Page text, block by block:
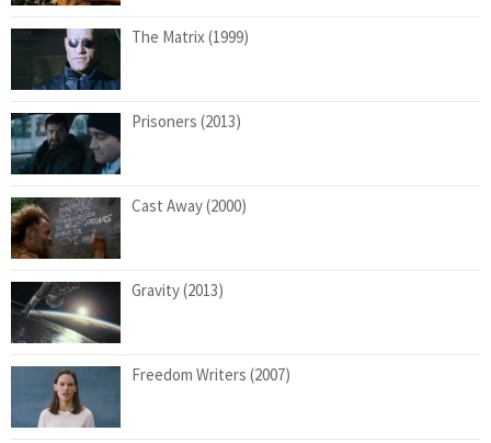
The Matrix (1999)
Prisoners (2013)
Cast Away (2000)
Gravity (2013)
Freedom Writers (2007)